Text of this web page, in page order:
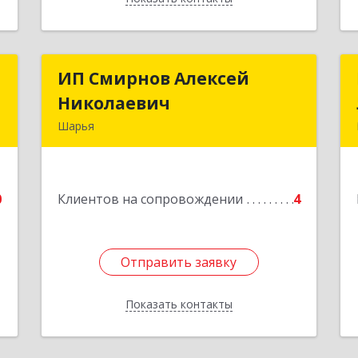
ИП Смирнов Алексей
Николаевич
Шарья
Клиентов на сопровождении 4
Отправить заявку
Показать контакты
ИП Смирнов Алексей
Отправить заявку
Назад